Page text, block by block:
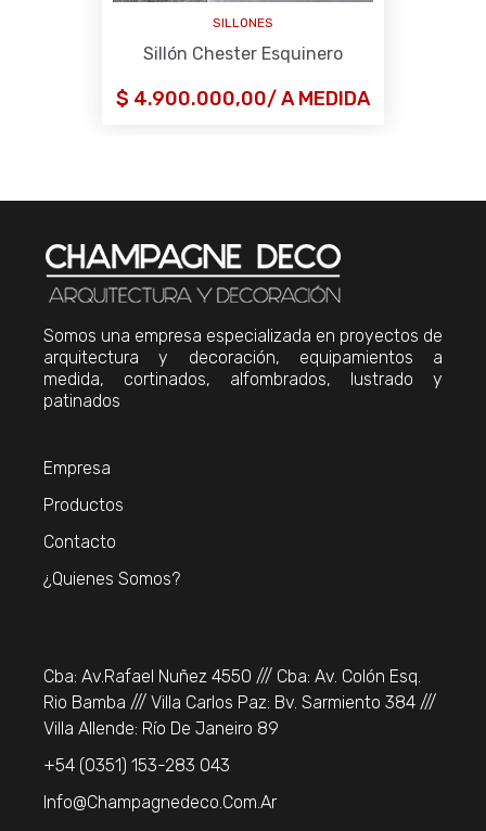
SILLONES
Sillón Chester Esquinero
$ 4.900.000,00/ A MEDIDA
Somos una empresa especializada en proyectos de
arquitectura y decoración, equipamientos a
medida, cortinados, alfombrados, lustrado y
patinados
Empresa
Productos
Contacto
¿Quienes Somos?
Cba: Av.Rafael Nuñez 4550 /// Cba: Av. Colón Esq.
Rio Bamba /// Villa Carlos Paz: Bv. Sarmiento 384 ///
Villa Allende: Río De Janeiro 89
+54 (0351) 153-283 043
Info@champagnedeco.com.ar